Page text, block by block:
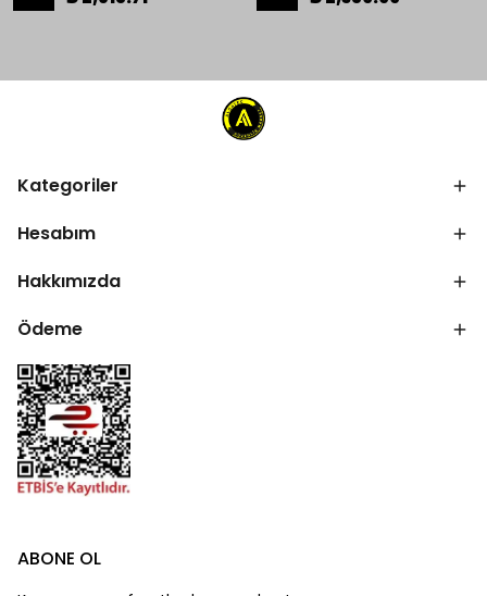
Kategoriler
Hesabım
Hakkımızda
Ödeme
ABONE OL